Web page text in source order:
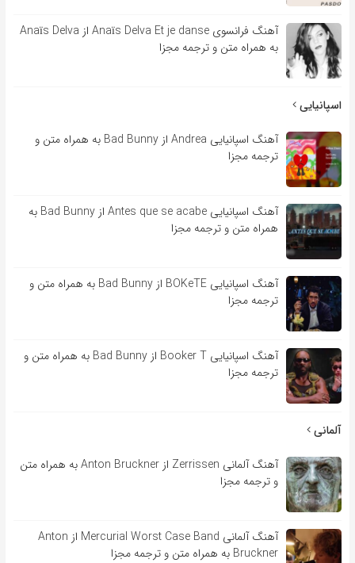
آهنگ فرانسوی Anaïs Delva Et je danse از Anaïs Delva
به همراه متن و ترجمه مجزا
اسپانیایی
آهنگ اسپانیایی Andrea از Bad Bunny به همراه متن و
ترجمه مجزا
آهنگ اسپانیایی Antes que se acabe از Bad Bunny به
همراه متن و ترجمه مجزا
آهنگ اسپانیایی BOKeTE از Bad Bunny به همراه متن و
ترجمه مجزا
آهنگ اسپانیایی Booker T از Bad Bunny به همراه متن و
ترجمه مجزا
آلمانی
آهنگ آلمانی Zerrissen از Anton Bruckner به همراه متن
و ترجمه مجزا
آهنگ آلمانی Mercurial Worst Case Band از Anton
Bruckner به همراه متن و ترجمه مجزا